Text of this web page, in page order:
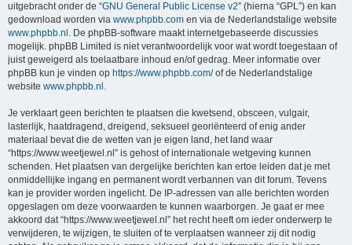
uitgebracht onder de “GNU General Public License v2” (hierna “GPL”) en kan
gedownload worden via www.phpbb.com en via de Nederlandstalige website
www.phpbb.nl . De phpBB-software maakt internetgebaseerde discussies
mogelijk. phpBB Limited is niet verantwoordelijk voor wat wordt toegestaan of
juist geweigerd als toelaatbare inhoud en/of gedrag. Meer informatie over
phpBB kun je vinden op https://www.phpbb.com/of de Nederlandstalige
website www.phpbb.nl .
Je verklaart geen berichten te plaatsen die kwetsend, obsceen, vulgair,
lasterlijk, haatdragend, dreigend, seksueel georiënteerd of enig ander
materiaal bevat die de wetten van je eigen land, het land waar
“https://www.weetjewel.nl” is gehost of internationale wetgeving kunnen
schenden. Het plaatsen van dergelijke berichten kan ertoe leiden dat je met
onmiddellijke ingang en permanent wordt verbannen van dit forum. Tevens
kan je provider worden ingelicht. De IP-adressen van alle berichten worden
opgeslagen om deze voorwaarden te kunnen waarborgen. Je gaat er mee
akkoord dat “https://www.weetjewel.nl” het recht heeft om ieder onderwerp te
verwijderen, te wijzigen, te sluiten of te verplaatsen wanneer zij dit nodig